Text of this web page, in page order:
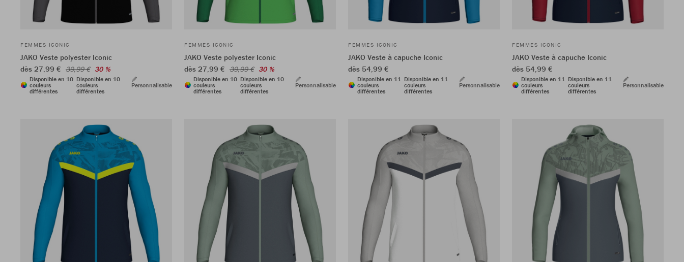
FEMMES ICONIC
JAKO Veste polyester Iconic
dès 27,99 € 39,99 € 30 %
Disponible en 10
couleurs
différentes
Disponible en 10
couleurs
différentes
Personnalisable
FEMMES ICONIC
JAKO Veste polyester Iconic
dès 27,99 € 39,99 € 30 %
Disponible en 10
couleurs
différentes
Disponible en 10
couleurs
différentes
Personnalisable
FEMMES ICONIC
JAKO Veste à capuche Iconic
dès 54,99 €
Disponible en 11
couleurs
différentes
Disponible en 11
couleurs
différentes
Personnalisable
FEMMES ICONIC
JAKO Veste à capuche Iconic
dès 54,99 €
Disponible en 11
couleurs
différentes
Disponible en 11
couleurs
différentes
Personnalisable